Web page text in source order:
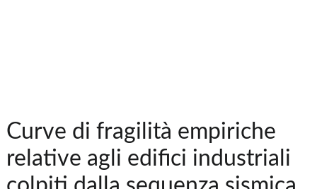
Curve di fragilità empiriche
relative agli edifici industriali